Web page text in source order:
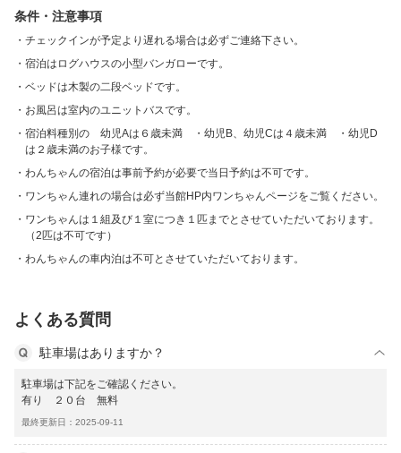
条件・注意事項
チェックインが予定より遅れる場合は必ずご連絡下さい。
宿泊はログハウスの小型バンガローです。
ベッドは木製の二段ベッドです。
お風呂は室内のユニットバスです。
宿泊料種別の 幼児Aは６歳未満 ・幼児B、幼児Cは４歳未満 ・幼児D
は２歳未満のお子様です。
わんちゃんの宿泊は事前予約が必要で当日予約は不可です。
ワンちゃん連れの場合は必ず当館HP内ワンちゃんページをご覧ください。
ワンちゃんは１組及び１室につき１匹までとさせていただいております。
（2匹は不可です）
わんちゃんの車内泊は不可とさせていただいております。
よくある質問
駐車場はありますか？
駐車場は下記をご確認ください。
有り ２０台 無料
最終更新日：2025-09-11